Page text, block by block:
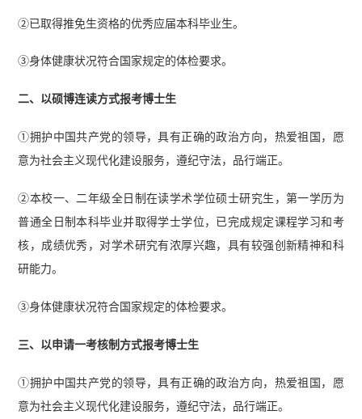
②已取得推免生资格的优秀应届本科毕业生。
③身体健康状况符合国家规定的体检要求。
二、以硕博连读方式报考博士生
①拥护中国共产党的领导，具有正确的政治方向，热爱祖国，愿
意为社会主义现代化建设服务，遵纪守法，品行端正。
②本校一、二年级全日制在读学术学位硕士研究生，第一学历为
普通全日制本科毕业并取得学士学位，已完成规定课程学习和考
核，成绩优秀，对学术研究有浓厚兴趣，具有较强创新精神和科
研能力。
③身体健康状况符合国家规定的体检要求。
三、以申请一考核制方式报考博士生
①拥护中国共产党的领导，具有正确的政治方向，热爱祖国，愿
意为社会主义现代化建设服务，遵纪守法，品行端正。